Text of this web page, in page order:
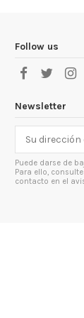
Follow us
Newsletter
Puede darse de
Para ello,
contacto en el